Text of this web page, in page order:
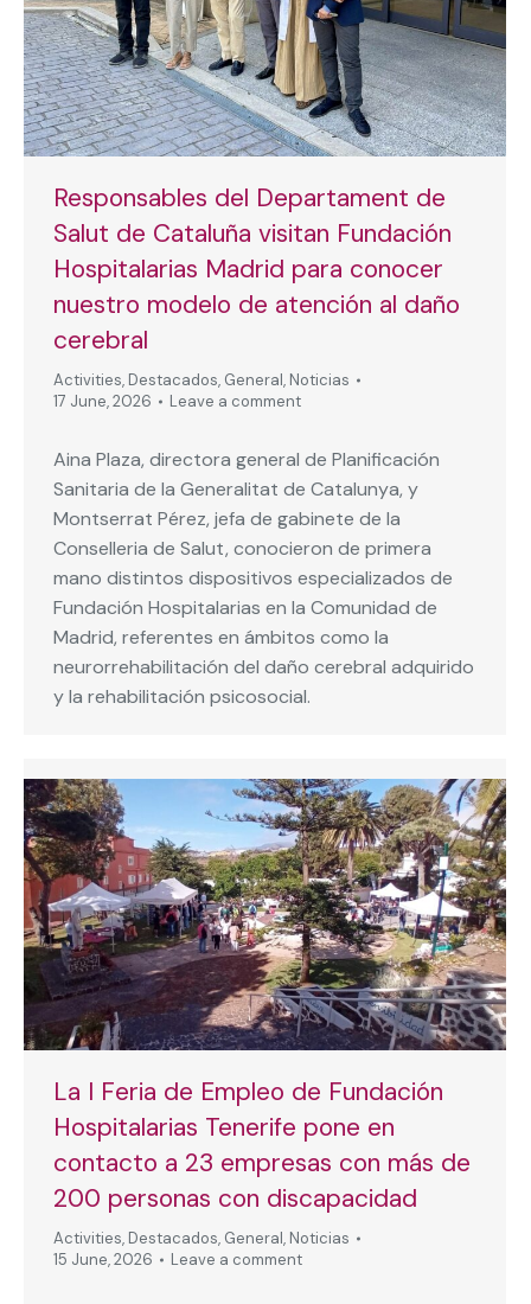
Responsables del Departament de
Salut de Cataluña visitan Fundación
Hospitalarias Madrid para conocer
nuestro modelo de atención al daño
cerebral
Activities, Destacados, General, Noticias
17 June, 2026
Leave a comment
Aina Plaza, directora general de Planificación
Sanitaria de la Generalitat de Catalunya, y
Montserrat Pérez, jefa de gabinete de la
Conselleria de Salut, conocieron de primera
mano distintos dispositivos especializados de
Fundación Hospitalarias en la Comunidad de
Madrid, referentes en ámbitos como la
neurorrehabilitación del daño cerebral adquirido
y la rehabilitación psicosocial.
La I Feria de Empleo de Fundación
Hospitalarias Tenerife pone en
contacto a 23 empresas con más de
200 personas con discapacidad
Activities, Destacados, General, Noticias
15 June, 2026
Leave a comment